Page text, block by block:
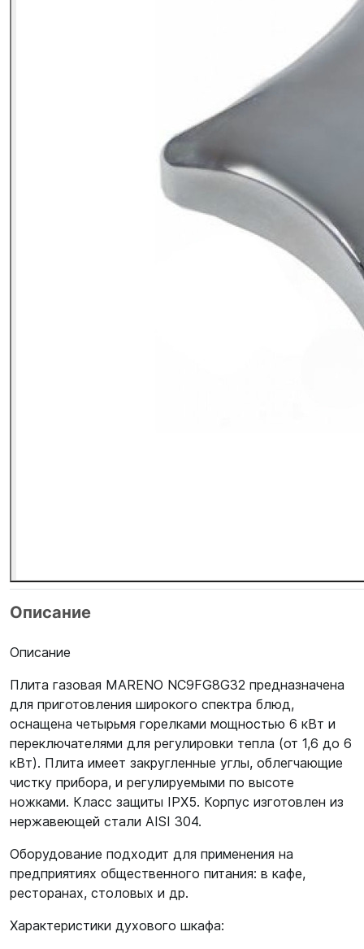
Описание
Описание
Плита газовая MARENO NC9FG8G32 предназначена
для приготовления широкого спектра блюд,
оснащена четырьмя горелками мощностью 6 кВт и
переключателями для регулировки тепла (от 1,6 до 6
кВт). Плита имеет закругленные углы, облегчающие
чистку прибора, и регулируемыми по высоте
ножками. Класс защиты IPX5. Корпус изготовлен из
нержавеющей стали AISI 304.
Оборудование подходит для применения на
предприятиях общественного питания: в кафе,
ресторанах, столовых и др.
Характеристики духового шкафа: